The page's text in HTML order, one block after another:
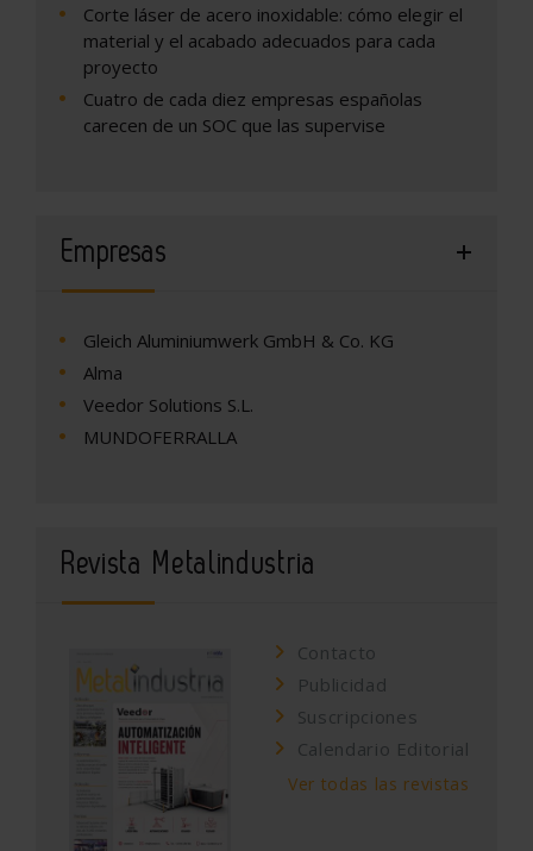
Corte láser de acero inoxidable: cómo elegir el
material y el acabado adecuados para cada
proyecto
Cuatro de cada diez empresas españolas
carecen de un SOC que las supervise
Empresas
Gleich Aluminiumwerk GmbH & Co. KG
Alma
Veedor Solutions S.L.
MUNDOFERRALLA
Revista Metalindustria
Contacto
Publicidad
Suscripciones
Calendario Editorial
Ver todas las revistas